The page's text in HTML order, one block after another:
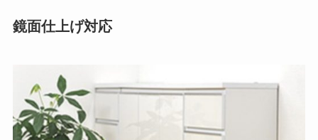
鏡面仕上げ対応